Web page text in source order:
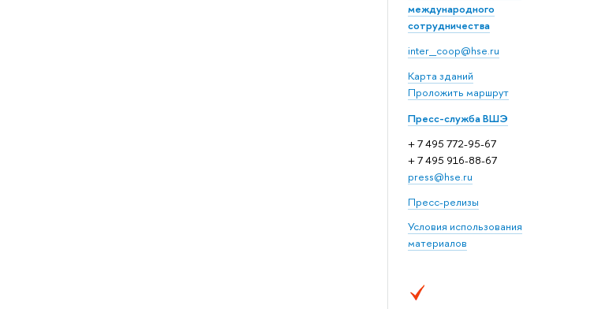
международного
сотрудничества
inter_coop@hse.ru
Карта зданий
Проложить маршрут
Пресс-служба ВШЭ
+ 7 495 772-95-67
+ 7 495 916-88-67
press@hse.ru
Пресс-релизы
Условия использования
материалов